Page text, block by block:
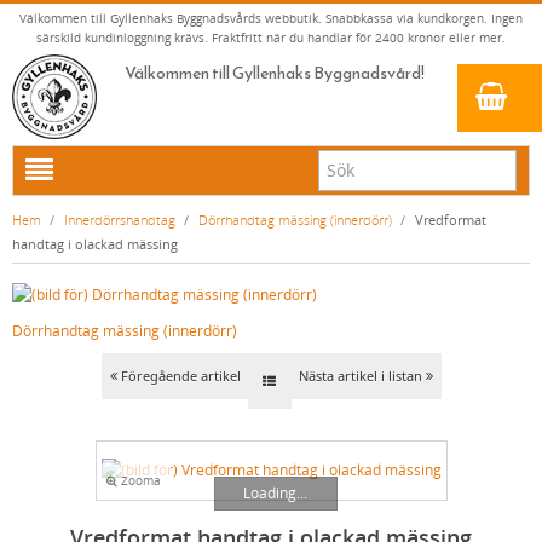
Välkommen till Gyllenhaks Byggnadsvårds webbutik. Snabbkassa via kundkorgen. Ingen
särskild kundinloggning krävs. Fraktfritt när du handlar för 2400 kronor eller mer.
Välkommen till Gyllenhaks Byggnadsvård!
HEM
NYA PRODUKTER
LINOLJEFÄRG & SLAMFÄRG MED MERA
LINOLJEFÄRGER
VITA KULÖRER
GULA KULÖRER
RÖDA KULÖRER
GRÖNA KULÖRER
MATTA LINOLJEFÄRGER
KONSTNÄRSFÄRGER
GULT/ORANGE
LACK, LASYRER, FERNISSOR & OLJOR
LINOLJESÅPA OCH MÅLARTVÄTT
KLASSISKA KLÄDER
RESISTANT WORK WEAR
VÄSTAR
BYXOR
JACKOR, ANORAKER OCH BUSSARONGER
BADRUM & KÖK (KRANAR & PORSLIN)
TVÄTTSTÄLLSBLANDARE
BADKARSBLANDARE
DUSCHAR OCH DUSCHBLANDARE
DÖRRHANDTAG MÄSSING (INNERDÖRR)
DÖRRHANDTAG NICKEL (INNERDÖRR)
DÖRRHANDTAG LÅNGSKYLT MÄSSING
Hem / Innerdörrshandtag / Dörrhandtag mässing (innerdörr) / Vredformat
handtag i olackad mässing
Dörrhandtag mässing (innerdörr)
Föregående artikel Nästa artikel i listan
Loading...
Zooma